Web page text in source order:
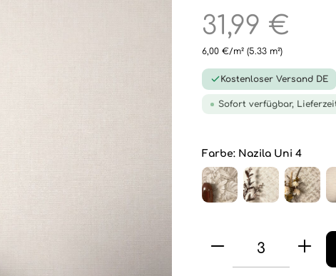
31,99 €
6,00 €/m² (5.33 m²)
Kostenloser Versand DE
Sofort verfügbar,
Farbe: Nazila Uni 4